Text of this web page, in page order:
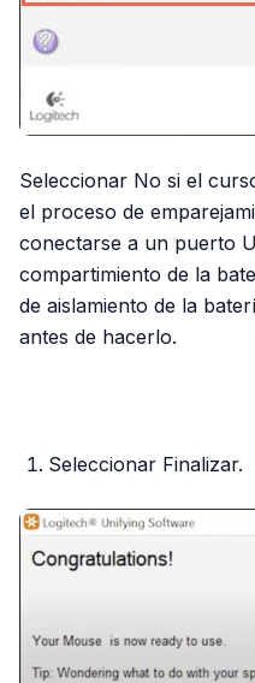
Seleccionar No si el
el proceso de
conectarse a un puerto
compartimiento de la
de aislamiento de la
antes de hacerlo.
Seleccionar Finalizar.